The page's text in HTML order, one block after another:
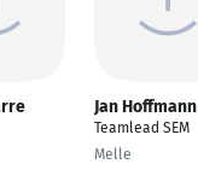
Jan Hoffmann
Teamlead SEM
Melle